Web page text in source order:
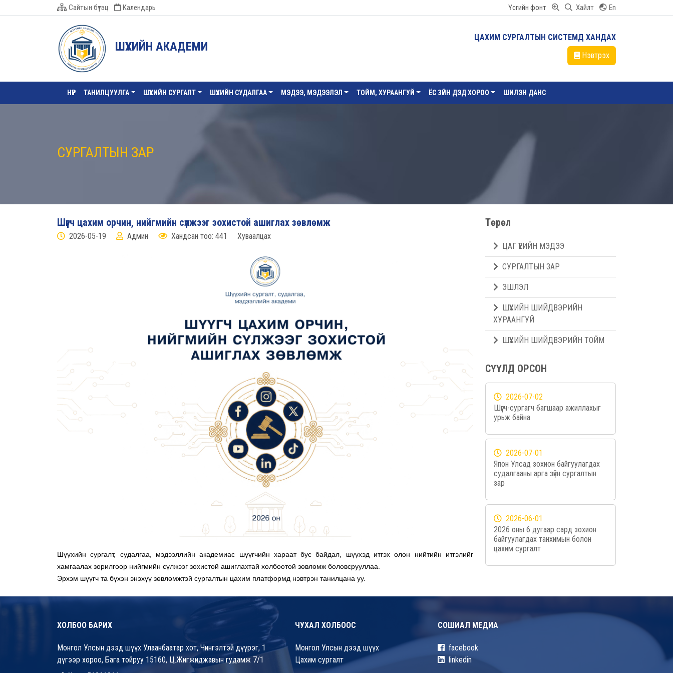
Сайтын бүтэц Календарь Үсгийн фонт Хайлт En
ШҮҮХИЙН АКАДЕМИ
ЦАХИМ СУРГАЛТЫН СИСТЕМД ХАНДАХ
Нэвтрэх
НҮҮР ТАНИЛЦУУЛГА ШҮҮХИЙН СУРГАЛТ ШҮҮХИЙН СУДАЛГАА МЭДЭЭ, МЭДЭЭЛЭЛ ТОЙМ, ХУРААНГУЙ ЁС ЗҮЙН ДЭД ХОРОО ШИЛЭН ДАНС
СУРГАЛТЫН ЗАР
Шүүгч цахим орчин, нийгмийн сүлжээг зохистой ашиглах зөвлөмж
2026-05-19 Админ Хандсан тоо: 441 Хуваалцах
Шүүхийн сургалт, судалгаа, мэдээллийн академиас шүүгчийн хараат бус байдал, шүүхэд итгэх олон нийтийн итгэлийг
хамгаалах зорилгоор нийгмийн сүлжээг зохистой ашиглахтай холбоотой зөвлөмж боловсрууллаа.
Эрхэм шүүгч та бүхэн энэхүү зөвлөмжтэй сургалтын цахим платформд нэвтрэн танилцана уу.
Төрөл
ЦАГ ҮЕИЙН МЭДЭЭ
СУРГАЛТЫН ЗАР
ЭШЛЭЛ
ШҮҮХИЙН ШИЙДВЭРИЙН
ХУРААНГУЙ
ШҮҮХИЙН ШИЙДВЭРИЙН ТОЙМ
СҮҮЛД ОРСОН
2026-07-02
Шүүгч-сургагч багшаар ажиллахыг
урьж байна
2026-07-01
Япон Улсад зохион байгуулагдах
судалгааны арга зүйн сургалтын
зар
2026-06-01
2026 оны 6 дугаар сард зохион
байгуулагдах танхимын болон
цахим сургалт
ХОЛБОО БАРИХ
Монгол Улсын дээд шүүх Улаанбаатар хот, Чингэлтэй дүүрэг, 1
дүгээр хороо, Бага тойруу 15160, Ц.Жигжиджавын гудамж 7/1
ЧУХАЛ ХОЛБООС
Монгол Улсын дээд шүүх
Цахим сургалт
СОШИАЛ МЕДИА
facebook
linkedin